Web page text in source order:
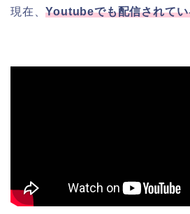
現在、Youtubeでも配信されて